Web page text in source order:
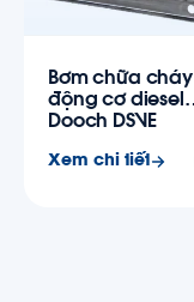
Bơm chữa cháy
động cơ diesel
Dooch DSVE
Xem chi tiết